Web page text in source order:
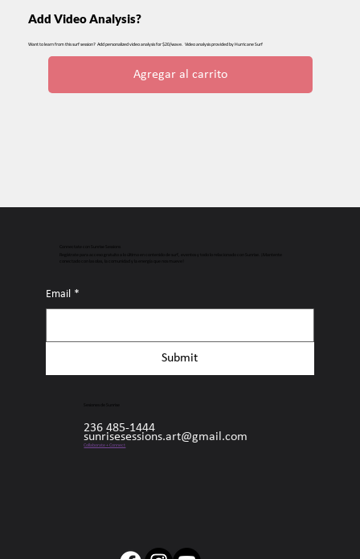
Add Video Analysis?
Want to learn from this surf session? Add personalized video analysis for $20/wave. Video analysis provided by Hurricane Surf
Agregar al carrito
Regístrate para acceso gratuito a lo último en contenido de surf, eventos y todo lo relacionado con Sunrise. ¡Mantente
conectado con las olas, la comunidad y la energía que nos mueve!
Email *
Submit
236 485-1444
sunrisesessions.art@gmail.com
Collaborate + Connect